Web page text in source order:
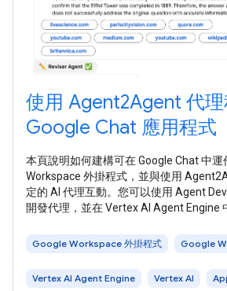
使用 Agent2Agent 代
Google Chat 應用程式
本頁說明如何建構可在 Google Chat 中運
Workspace 外掛程式，並與使用
定的 AI 代理互動。您可以使用 Agent
開發代理，並在 Vertex AI Agent Engine
標。在本教學課程中，您將部署 LLM
Google Workspace 外掛程式 Google
Vertex AI Agent Engine Vertex AI